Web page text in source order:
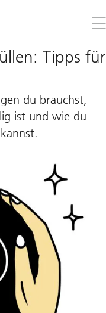
Sie
Tipps für
du brauchst,
ist und wie du